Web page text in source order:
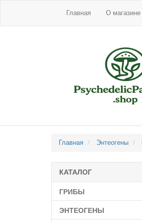
Главная О магазине
Главная Энтеогены
КАТАЛОГ
ГРИБЫ
ЭНТЕОГЕНЫ